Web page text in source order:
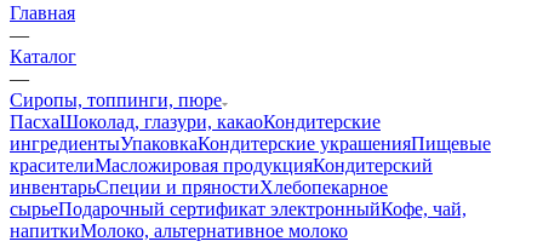
Главная
—
Каталог
—
Сиропы, топпинги, пюре
ПасхаШоколад, глазури, какаоКондитерские
ингредиентыУпаковкаКондитерские украшенияПищевые
красителиМасложировая продукцияКондитерский
инвентарьСпеции и пряностиХлебопекарное
сырьеПодарочный сертификат электронныйКофе, чай,
напиткиМолоко, альтернативное молоко